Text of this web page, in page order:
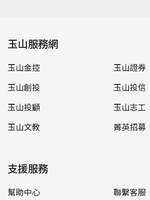
玉山服務網
玉山金控
玉山證券
玉山創投
玉山投信
玉山投顧
玉山志工
玉山文教
菁英招募
支援服務
幫助中心
聯繫客服